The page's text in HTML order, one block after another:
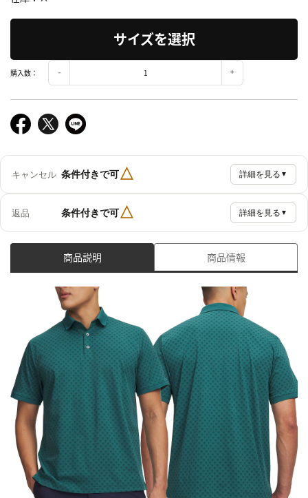
サイズを選択
購入数：
キャンセル 条件付きで可△ 詳細を見る ▼
返品 条件付きで可△ 詳細を見る ▼
商品説明 商品情報